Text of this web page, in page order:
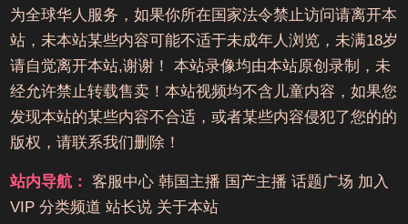
为全球华人服务，如果你所在国家法令禁止访问请离开本
站，未本站某些内容可能不适于未成年人浏览，未满18岁
请自觉离开本站,谢谢！ 本站录像均由本站原创录制，未
经允许禁止转载售卖！本站视频均不含儿童内容，如果您
发现本站的某些内容不合适，或者某些内容侵犯了您的的
版权，请联系我们删除！
站内导航： 客服中心 韩国主播 国产主播 话题广场 加入
VIP 分类频道 站长说 关于本站